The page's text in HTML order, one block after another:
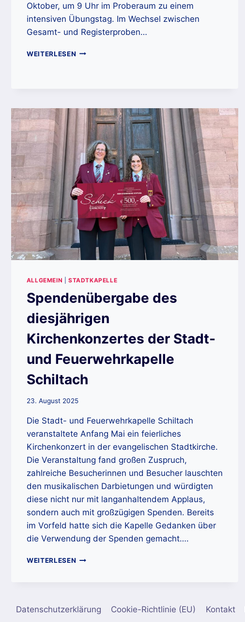
Oktober, um 9 Uhr im Proberaum zu einem
intensiven Übungstag. Im Wechsel zwischen
Gesamt- und Registerproben…
WEITERLESENSTADT-
JAHRESKONZERT
2025
ALLGEMEIN |STADTKAPELLE
Spendenübergabe des
diesjährigen
Kirchenkonzertes der Stadt-
und Feuerwehrkapelle
Schiltach
23. August 2025
Die Stadt- und Feuerwehrkapelle Schiltach
veranstaltete Anfang Mai ein feierliches
Kirchenkonzert in der evangelischen Stadtkirche.
Die Veranstaltung fand großen Zuspruch,
zahlreiche Besucherinnen und Besucher lauschten
den musikalischen Darbietungen und würdigten
diese nicht nur mit langanhaltendem Applaus,
sondern auch mit großzügigen Spenden. Bereits
im Vorfeld hatte sich die Kapelle Gedanken über
die Verwendung der Spenden gemacht….
WEITERLESENSPENDENÜBERGABE
STADT-
Datenschutzerklärung Cookie-Richtlinie (EU) Kontakt